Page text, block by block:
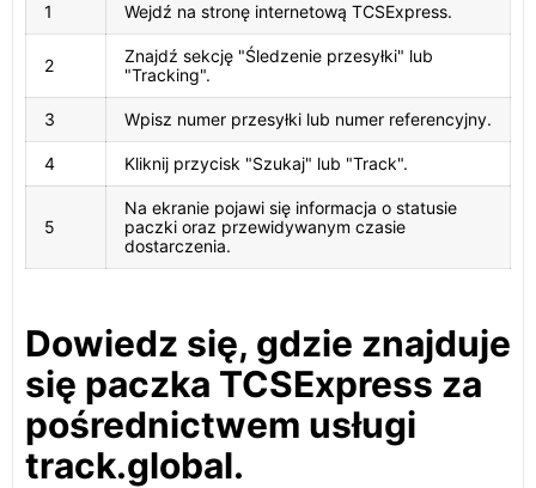
1 Wejdź na stronę internetową TCSExpress.
2
Znajdź sekcję "Śledzenie przesyłki" lub
"Tracking".
3 Wpisz numer przesyłki lub numer referencyjny.
4 Kliknij przycisk "Szukaj" lub "Track".
5
Na ekranie pojawi się informacja o statusie
paczki oraz przewidywanym czasie
dostarczenia.
Dowiedz się, gdzie znajduje
się paczka TCSExpress za
pośrednictwem usługi
track.global.